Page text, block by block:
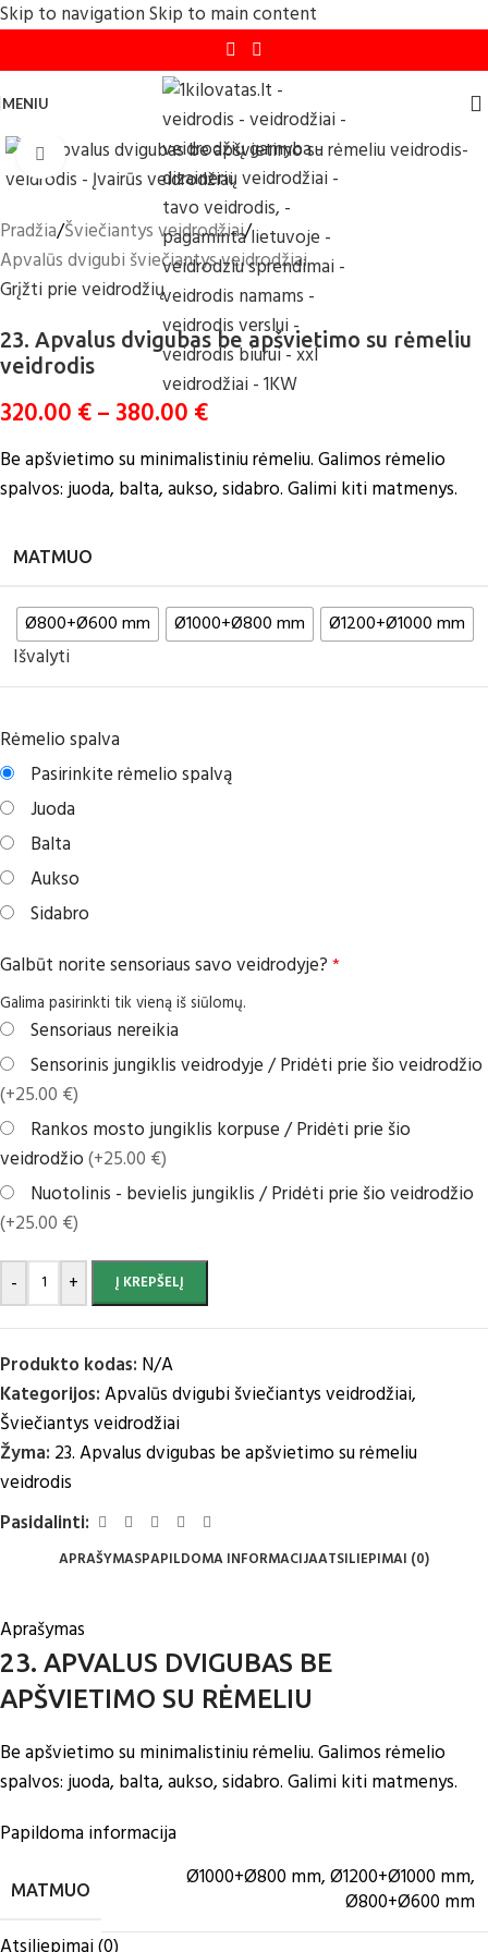
Skip to navigationSkip to main content
MENIU
Click to enlarge
Pradžia/Šviečiantys veidrodžiai/
Apvalūs dvigubi šviečiantys veidrodžiai
Grįžti prie veidrodžių
23. Apvalus dvigubas be apšvietimo su rėmeliu
veidrodis
320.00 €– 380.00 €
Be apšvietimo su minimalistiniu rėmeliu. Galimos rėmelio
spalvos: juoda, balta, aukso, sidabro. Galimi kiti matmenys.
MATMUO
Ø800+Ø600 mm Ø1000+Ø800 mm Ø1200+Ø1000 mm
Išvalyti
Rėmelio spalva
Pasirinkite rėmelio spalvą
Juoda
Balta
Aukso
Sidabro
Galbūt norite sensoriaus savo veidrodyje?*
Galima pasirinkti tik vieną iš siūlomų.
Sensoriaus nereikia
Sensorinis jungiklis veidrodyje / Pridėti prie šio veidrodžio
(+25.00 €)
Rankos mosto jungiklis korpuse / Pridėti prie šio
veidrodžio(+25.00 €)
Nuotolinis - bevielis jungiklis / Pridėti prie šio veidrodžio
(+25.00 €)
- + Į KREPŠELĮ
Produkto kodas: N/A
Kategorijos:Apvalūs dvigubi šviečiantys veidrodžiai,
Šviečiantys veidrodžiai
Žyma: 23. Apvalus dvigubas be apšvietimo su rėmeliu
veidrodis
Pasidalinti:
APRAŠYMASPAPILDOMA INFORMACIJAATSILIEPIMAI (0)
Aprašymas
23. APVALUS DVIGUBAS BE
APŠVIETIMO SU RĖMELIU
Be apšvietimo su minimalistiniu rėmeliu. Galimos rėmelio
spalvos: juoda, balta, aukso, sidabro. Galimi kiti matmenys.
Papildoma informacija
MATMUO Ø1000+Ø800 mm,Ø1200+Ø1000 mm,
Ø800+Ø600 mm